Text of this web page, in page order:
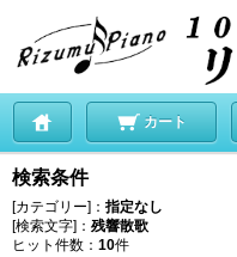
カート
検索条件
[カテゴリー]： 指定なし
[検索文字]： 残響散歌
ヒット件数： 10件